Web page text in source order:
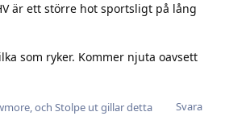
är ett större hot sportsligt på lång
som ryker. Kommer njuta oavsett
Svara
, och Stolpe utgillar detta